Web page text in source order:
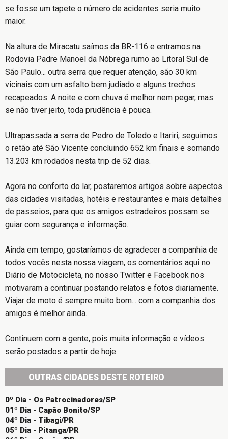
se fosse um tapete o número de acidentes seria muito
maior.
Na altura de Miracatu saímos da BR-116 e entramos na
Rodovia Padre Manoel da Nóbrega rumo ao Litoral Sul de
São Paulo... outra serra que requer atenção, são 30 km
vicinais com um asfalto bem judiado e alguns trechos
recapeados. A noite e com chuva é melhor nem pegar, mas
se não tiver jeito, toda prudência é pouca.
Ultrapassada a serra de Pedro de Toledo e Itariri, seguimos
o retão até São Vicente concluindo 652 km finais e somando
13.203 km rodados nesta trip de 52 dias.
Agora no conforto do lar, postaremos artigos sobre aspectos
das cidades visitadas, hotéis e restaurantes e mais detalhes
de passeios, para que os amigos estradeiros possam se
guiar com segurança e informação.
Ainda em tempo, gostaríamos de agradecer a companhia de
todos vocês nesta nossa viagem, os comentários aqui no
Diário de Motocicleta, no nosso Twitter e Facebook nos
motivaram a continuar postando relatos e fotos diariamente.
Viajar de moto é sempre muito bom... com a companhia dos
amigos é melhor ainda.
Continuem com a gente, pois muita informação e vídeos
serão postados a partir de hoje.
OUTRAS CIDADES DESTE ROTEIRO
0º Dia - Os Patrocinadores/SP
01º Dia - Capão Bonito/SP
04º Dia - Tibagi/PR
05º Dia - Pitanga/PR